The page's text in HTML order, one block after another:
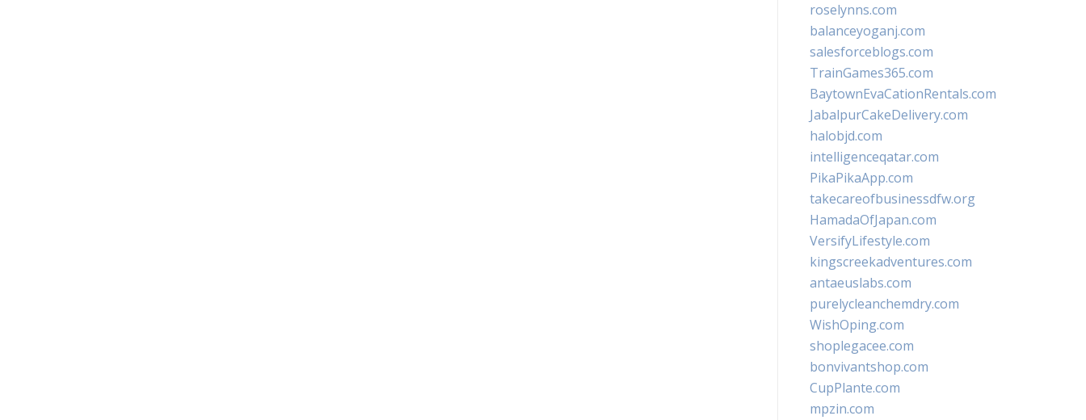
roselynns.com
balanceyoganj.com
salesforceblogs.com
TrainGames365.com
BaytownEvaCationRentals.com
JabalpurCakeDelivery.com
halobjd.com
intelligenceqatar.com
PikaPikaApp.com
takecareofbusinessdfw.org
HamadaOfJapan.com
VersifyLifestyle.com
kingscreekadventures.com
antaeuslabs.com
purelycleanchemdry.com
WishOping.com
shoplegacee.com
bonvivantshop.com
CupPlante.com
mpzin.com